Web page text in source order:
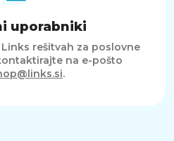
uporabniki
rešitvah za poslovne
na e-pošto
.